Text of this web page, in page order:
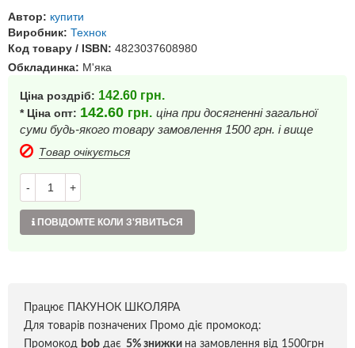
Автор: купити
Виробник: Технок
Код товару / ISBN: 4823037608980
Обкладинка: М'яка
Ціна роздріб: 142.60 грн.
* Ціна опт: 142.60 грн. ціна при досягненні загальної
суми будь-якого товару замовлення 1500 грн. і вище
Товар очікується
- +
ПОВІДОМТЕ КОЛИ З'ЯВИТЬСЯ
Працює ПАКУНОК ШКОЛЯРА
Для товарів позначених Промо діє промокод:
Промокод bob дає 5% знижки на замовлення від 1500грн